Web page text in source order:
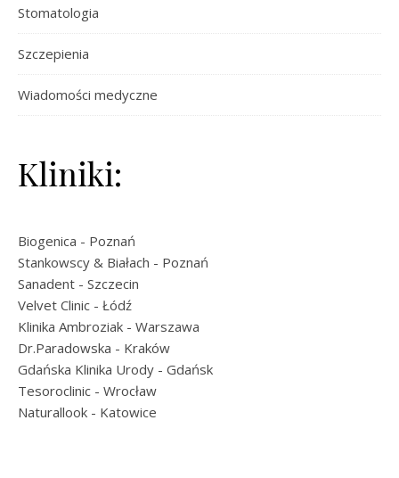
Stomatologia
Szczepienia
Wiadomości medyczne
Kliniki:
Biogenica - Poznań
Stankowscy & Białach - Poznań
Sanadent - Szczecin
Velvet Clinic - Łódź
Klinika Ambroziak - Warszawa
Dr.Paradowska - Kraków
Gdańska Klinika Urody - Gdańsk
Tesoroclinic - Wrocław
Naturallook - Katowice